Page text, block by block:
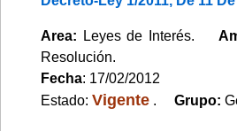
Area: Leyes de Interés.
Resolución.
Fecha: 17/02/2012
Estado: Vigente . Grupo: